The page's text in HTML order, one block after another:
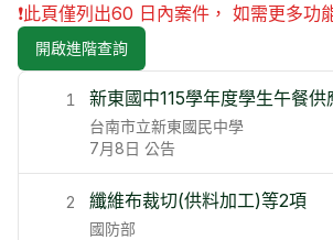
❗此頁僅列出60 日內案件， 如需更多功
開啟進階查詢
1 新東國中115學年度學生午餐供
台南市立新東國民中學
7月8日 公告
2 纖維布裁切(供料加工)等2項
國防部